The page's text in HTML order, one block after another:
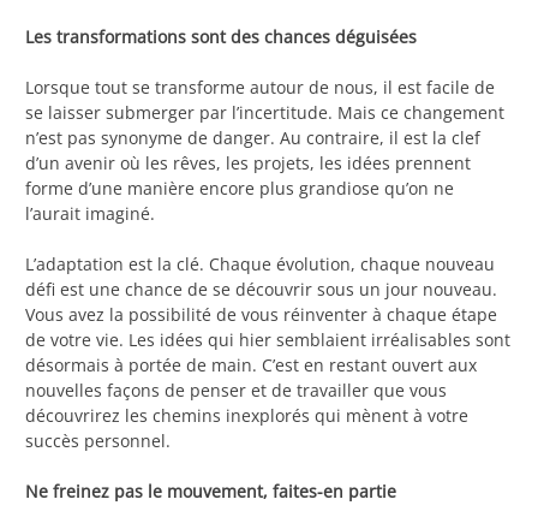
Les transformations sont des chances déguisées
Lorsque tout se transforme autour de nous, il est facile de
se laisser submerger par l’incertitude. Mais ce changement
n’est pas synonyme de danger. Au contraire, il est la clef
d’un avenir où les rêves, les projets, les idées prennent
forme d’une manière encore plus grandiose qu’on ne
l’aurait imaginé.
L’adaptation est la clé. Chaque évolution, chaque nouveau
défi est une chance de se découvrir sous un jour nouveau.
Vous avez la possibilité de vous réinventer à chaque étape
de votre vie. Les idées qui hier semblaient irréalisables sont
désormais à portée de main. C’est en restant ouvert aux
nouvelles façons de penser et de travailler que vous
découvrirez les chemins inexplorés qui mènent à votre
succès personnel.
Ne freinez pas le mouvement, faites-en partie